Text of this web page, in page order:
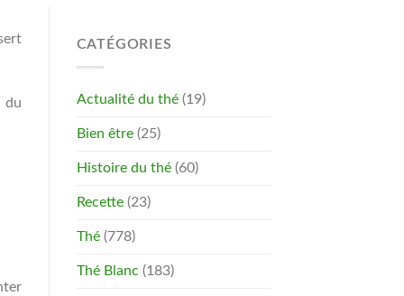
du
CATÉGORIES
Actualité du thé(19)
Bien être(25)
Histoire du thé(60)
Recette(23)
Thé(778)
Thé Blanc (183)